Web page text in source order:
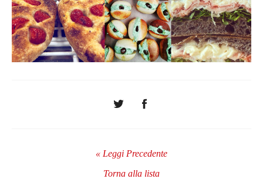
« Leggi Precedente
Torna alla lista